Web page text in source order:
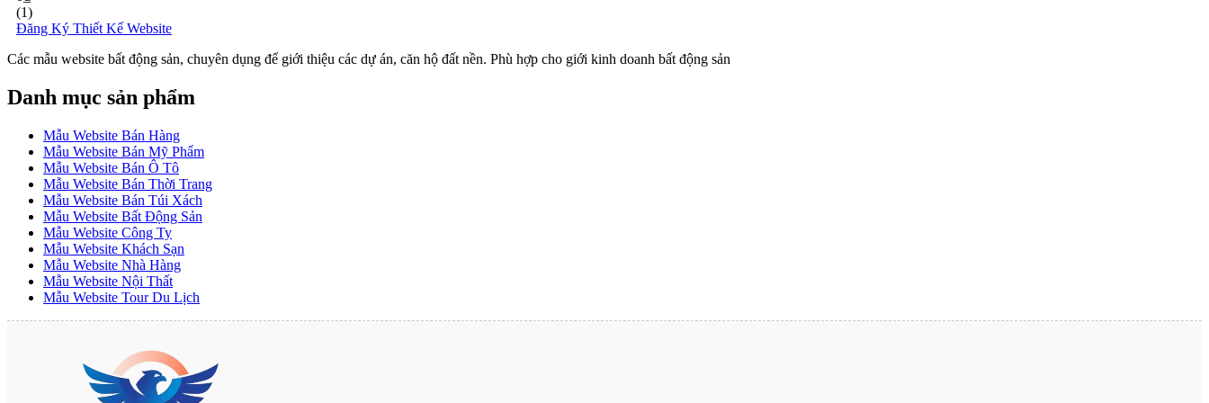
(1)
Đăng Ký Thiết Kế Website
Các mẫu website bất động sản, chuyên dụng để giới thiệu các dự án, căn hộ đất nền. Phù hợp cho giới kinh doanh bất động sản
Danh mục sản phẩm
Mẫu Website Bán Hàng
Mẫu Website Bán Mỹ Phẩm
Mẫu Website Bán Ô Tô
Mẫu Website Bán Thời Trang
Mẫu Website Bán Túi Xách
Mẫu Website Bất Động Sản
Mẫu Website Công Ty
Mẫu Website Khách Sạn
Mẫu Website Nhà Hàng
Mẫu Website Nội Thất
Mẫu Website Tour Du Lịch